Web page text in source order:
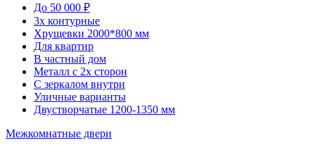
До 50 000 ₽
3х контурные
Хрущевки 2000*800 мм
Для квартир
В частный дом
Металл с 2х сторон
С зеркалом внутри
Уличные варианты
Двустворчатые 1200-1350 мм
Межкомнатные двери